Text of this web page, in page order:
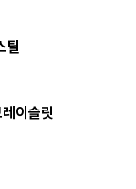
틸
이슬릿